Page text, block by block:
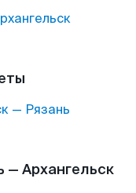
— Рязань
— Архангельск